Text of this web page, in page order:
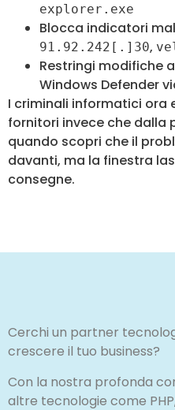
explorer.exe
Blocca indicatori
91.92.242[.]30,
Restringi modifiche
Windows Defender
I criminali informatici ora
fornitori invece che dalla
quando scopri che il
davanti, ma la finestra
consegne.
Cerchi un partner
crescere il tuo business?
Con la nostra profonda
altre tecnologie come